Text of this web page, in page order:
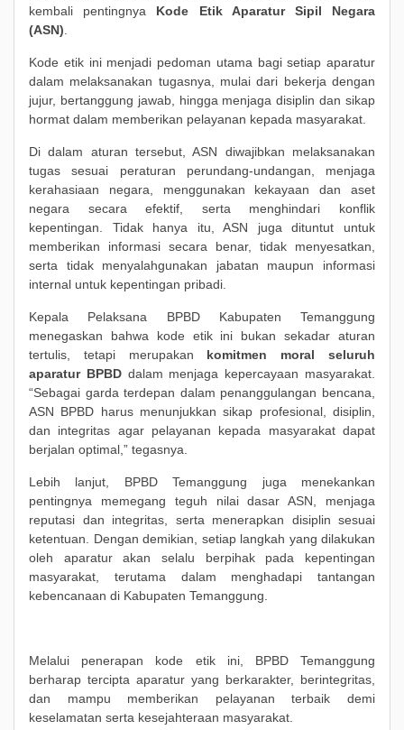
kembali pentingnya Kode Etik Aparatur Sipil Negara
(ASN)
Kode etik ini menjadi pedoman utama bagi setiap aparatur
dalam melaksanakan tugasnya, mulai dari bekerja dengan
jujur, bertanggung jawab, hingga menjaga disiplin dan sikap
hormat dalam memberikan pelayanan kepada masyarakat.
Di dalam aturan tersebut, ASN diwajibkan melaksanakan
tugas sesuai peraturan perundang-undangan, menjaga
kerahasiaan negara, menggunakan kekayaan dan aset
negara secara efektif, serta menghindari konflik
kepentingan. Tidak hanya itu, ASN juga dituntut untuk
memberikan informasi secara benar, tidak menyesatkan,
serta tidak menyalahgunakan jabatan maupun informasi
internal untuk kepentingan pribadi.
Kepala Pelaksana BPBD Kabupaten Temanggung
menegaskan bahwa kode etik ini bukan sekadar aturan
tertulis, tetapi merupakan komitmen moral seluruh
aparatur BPBDdalam menjaga kepercayaan masyarakat.
“Sebagai garda terdepan dalam penanggulangan bencana,
ASN BPBD harus menunjukkan sikap profesional, disiplin,
dan integritas agar pelayanan kepada masyarakat dapat
berjalan optimal,” tegasnya.
Lebih lanjut, BPBD Temanggung juga menekankan
pentingnya memegang teguh nilai dasar ASN, menjaga
reputasi dan integritas, serta menerapkan disiplin sesuai
ketentuan. Dengan demikian, setiap langkah yang dilakukan
oleh aparatur akan selalu berpihak pada kepentingan
masyarakat, terutama dalam menghadapi tantangan
kebencanaan di Kabupaten Temanggung.
Melalui penerapan kode etik ini, BPBD Temanggung
berharap tercipta aparatur yang berkarakter, berintegritas,
dan mampu memberikan pelayanan terbaik demi
keselamatan serta kesejahteraan masyarakat.